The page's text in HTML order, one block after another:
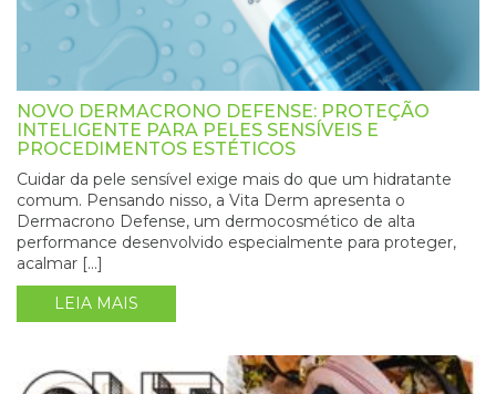
NOVO DERMACRONO DEFENSE: PROTEÇÃO
INTELIGENTE PARA PELES SENSÍVEIS E
PROCEDIMENTOS ESTÉTICOS
Cuidar da pele sensível exige mais do que um hidratante
comum. Pensando nisso, a Vita Derm apresenta o
Dermacrono Defense, um dermocosmético de alta
performance desenvolvido especialmente para proteger,
acalmar […]
LEIA MAIS